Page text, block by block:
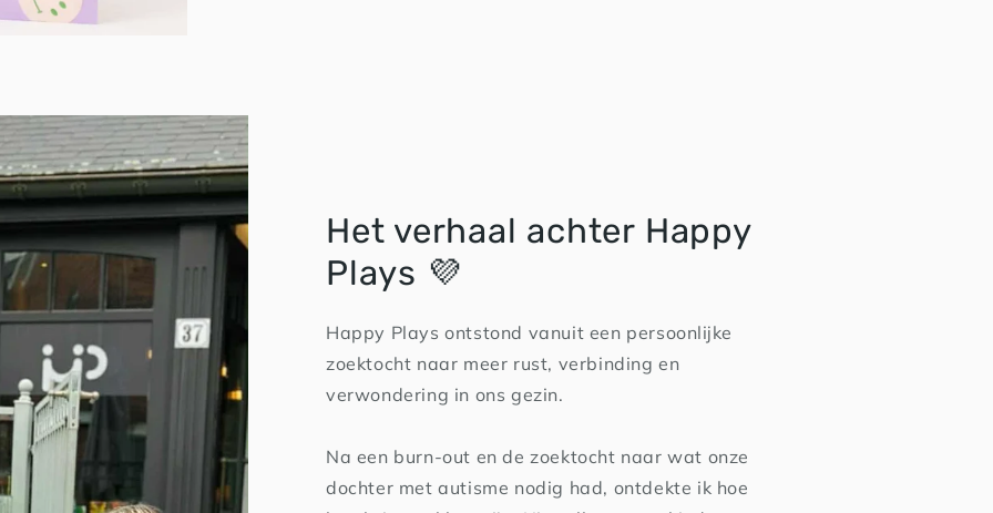
Het verhaal achter Happy
Plays 💜
Happy Plays ontstond vanuit een persoonlijke
zoektocht naar meer rust, verbinding en
verwondering in ons gezin.
Na een burn-out en de zoektocht naar wat onze
dochter met autisme nodig had, ontdekte ik hoe